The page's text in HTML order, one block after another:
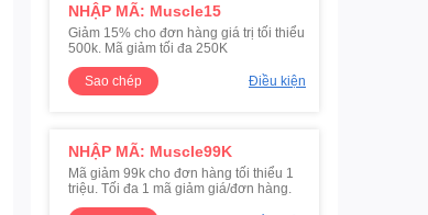
NHẬP MÃ: Muscle15
Giảm 15% cho đơn hàng giá trị tối thiểu
500k. Mã giảm tối đa 250K
Sao chép
Điều kiện
NHẬP MÃ: Muscle99K
Mã giảm 99k cho đơn hàng tối thiểu 1
triệu. Tối đa 1 mã giảm giá/đơn hàng.